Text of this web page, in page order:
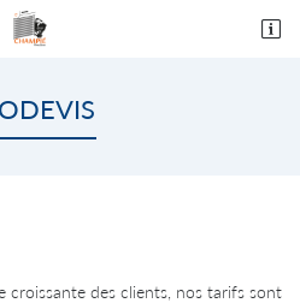

croissante des clients, nos tarifs sont